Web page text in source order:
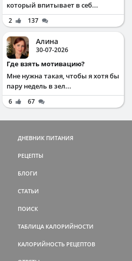
который впитывает в себ...
2 137
Алина
30-07-2026
Где взять мотивацию?
Мне нужна такая, чтобы я хотя бы
пару недель в зел...
6 67
ДНЕВНИК ПИТАНИЯ
РЕЦЕПТЫ
БЛОГИ
СТАТЬИ
ПОИСК
ТАБЛИЦА КАЛОРИЙНОСТИ
КАЛОРИЙНОСТЬ РЕЦЕПТОВ